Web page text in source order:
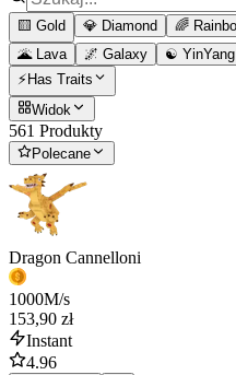
🟨 Gold 💎 Diamond 🌈
🌋 Lava
🌌 Galaxy ☯️ YinYang
⚡Has Traits
Widok
561 Produkty
Polecane
Dragon Cannelloni
1000M/s
153,90 zł
Instant
4.96